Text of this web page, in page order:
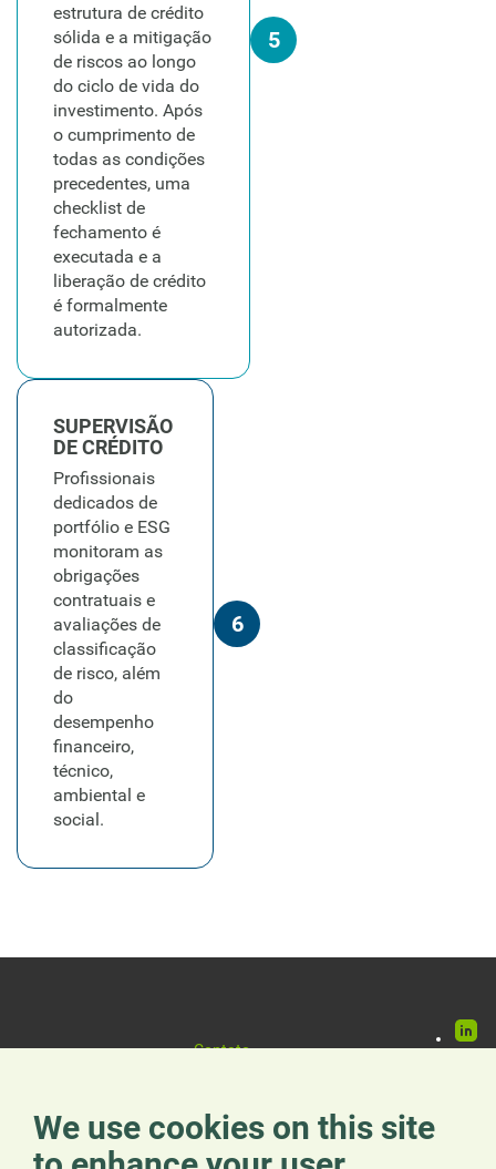
estrutura de crédito
sólida e a mitigação
de riscos ao longo
do ciclo de vida do
investimento. Após
o cumprimento de
todas as condições
precedentes, uma
checklist de
fechamento é
executada e a
liberação de crédito
é formalmente
autorizada.
5
SUPERVISÃO
DE CRÉDITO
Profissionais
dedicados de
portfólio e ESG
monitoram as
obrigações
contratuais e
avaliações de
classificação
de risco, além
do
desempenho
financeiro,
técnico,
ambiental e
social.
6
página
Contato
Apresentar uma queixa
We use cookies on this site